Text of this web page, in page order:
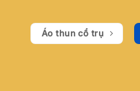
Áo thun cổ trụ